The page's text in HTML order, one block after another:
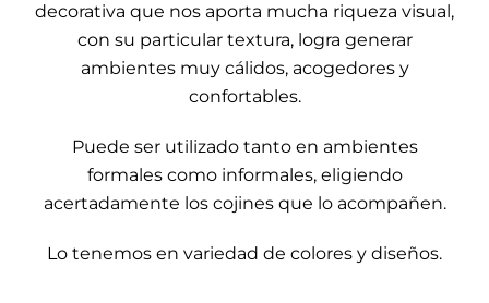
decorativa que nos aporta mucha riqueza visual,
con su particular textura, logra generar
ambientes muy cálidos, acogedores y
confortables.
Puede ser utilizado tanto en ambientes
formales como informales, eligiendo
acertadamente los cojines que lo acompañen.
Lo tenemos en variedad de colores y diseños.